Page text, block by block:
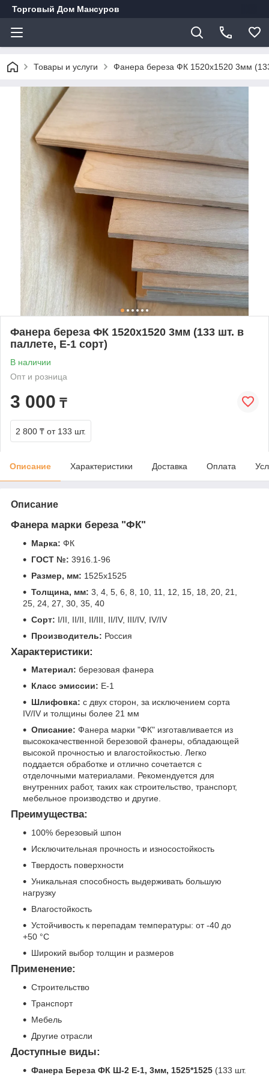
Торговый Дом Мансуров
Товары и услуги Фанера береза ФК 1520х1520 3мм
Фанера береза ФК 1520х1520 3мм (133 шт. в
паллете, E-1 сорт)
В наличии
Опт и розница
3 000 ₸
2 800 ₸ от 133 шт.
Описание Характеристики Доставка Оплата
Описание
Фанера марки береза "ФК"
Марка: ФК
ГОСТ №: 3916.1-96
Размер, мм: 1525х1525
Толщина, мм: 3, 4, 5, 6, 8, 10, 11, 12, 15, 18, 20, 21,
25, 24, 27, 30, 35, 40
Сорт: I/II, II/II, II/III, II/IV, III/IV, IV/IV
Производитель: Россия
Характеристики:
Материал: березовая фанера
Класс эмиссии: Е-1
Шлифовка: с двух сторон, за исключением сорта
IV/IV и толщины более 21 мм
Описание: Фанера марки "ФК" изготавливается из
высококачественной березовой фанеры, обладающей
высокой прочностью и влагостойкостью. Легко
поддается обработке и отлично сочетается с
отделочными материалами. Рекомендуется для
внутренних работ, таких как строительство, транспорт,
мебельное производство и другие.
Преимущества:
100% березовый шпон
Исключительная прочность и износостойкость
Твердость поверхности
Уникальная способность выдерживать большую
нагрузку
Влагостойкость
Устойчивость к перепадам температуры: от -40 до
+50 °C
Широкий выбор толщин и размеров
Применение:
Строительство
Транспорт
Мебель
Другие отрасли
Доступные виды:
Фанера Береза ФК Ш-2 Е-1, 3мм, 1525*1525 (133 шт.